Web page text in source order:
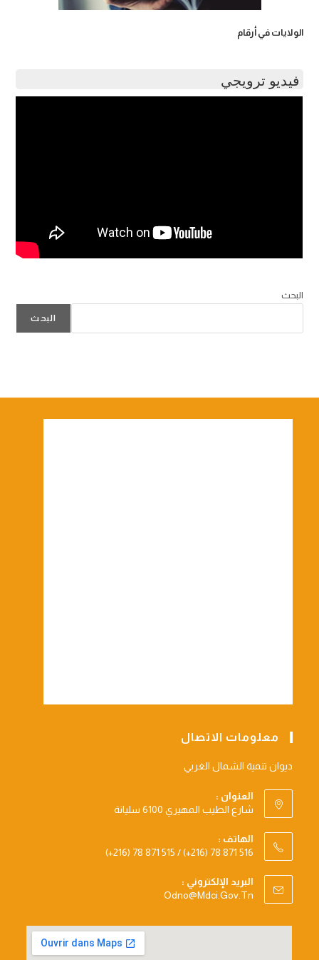
الولايات في أرقام
فيديو ترويجي
البحث
البحث
معلومات الاتصال
ديوان تنمية الشمال الغربي
العنوان :
شارع الطيب المهيري 6100 سليانة
الهاتف :
(+216) 78 871 515 / (+216) 78 871 516
البريد الإلكتروني :
Odno@mdci.gov.tn
Opens
Application